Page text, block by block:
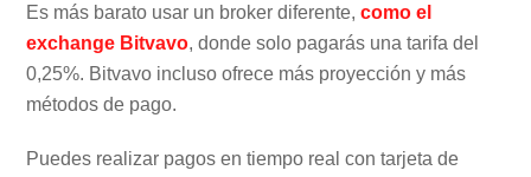
Es más barato usar un broker diferente,como el
exchange Bitvavo, donde solo pagarás una tarifa del
0,25%. Bitvavo incluso ofrece más proyección y más
métodos de pago.
Puedes realizar pagos en tiempo real con tarjeta de